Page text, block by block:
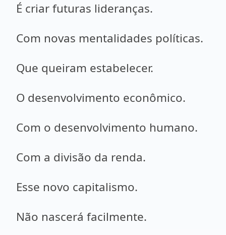
É criar futuras lideranças.
Com novas mentalidades políticas.
Que queiram estabelecer.
O desenvolvimento econômico.
Com o desenvolvimento humano.
Com a divisão da renda.
Esse novo capitalismo.
Não nascerá facilmente.